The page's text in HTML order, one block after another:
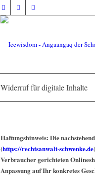
Widerruf für digitale Inhalte
Haftungshinweis: Die
(https://rechtsanwalt-schwenke.de
Verbraucher gerichteten
Anpassung auf Ihr konkretes